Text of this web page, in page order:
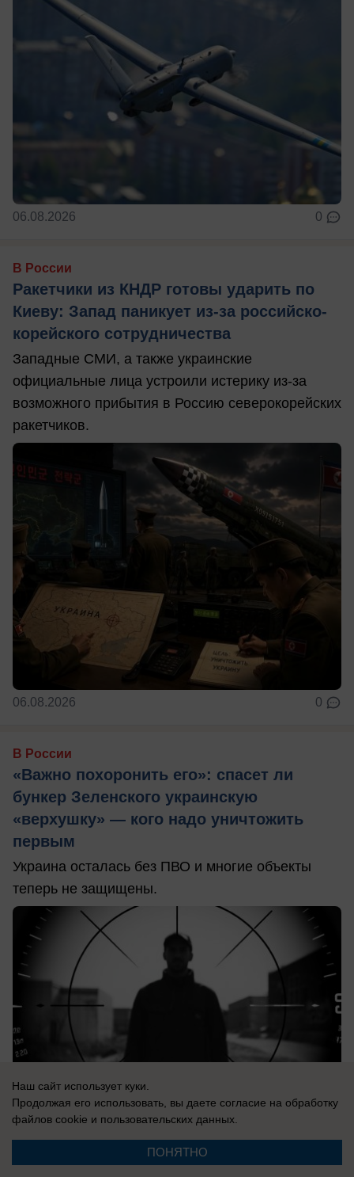
06.08.2026 0
В России
Ракетчики из КНДР готовы ударить по
Киеву: Запад паникует из-за российско-
корейского сотрудничества
Западные СМИ, а также украинские
официальные лица устроили истерику из-за
возможного прибытия в Россию северокорейских
ракетчиков.
06.08.2026 0
В России
«Важно похоронить его»: спасет ли
бункер Зеленского украинскую
«верхушку» — кого надо уничтожить
первым
Украина осталась без ПВО и многие объекты
теперь не защищены.
06.08.2026 0
Наш сайт использует куки.
Продолжая его использовать, вы даете согласие на обработку
файлов cookie и пользовательских данных.
ПОНЯТНО